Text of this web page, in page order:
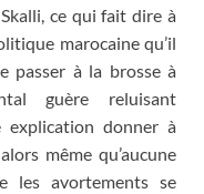
ce qui fait dire à
marocaine qu’il
passer à la brosse à
guère reluisant
explication donner à
même qu’aucune
les avortements se